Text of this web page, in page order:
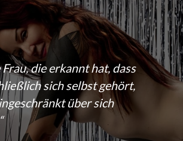
die erkannt hat, dass
sich selbst gehört,
über sich